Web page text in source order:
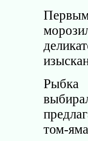
Рыбка
том-